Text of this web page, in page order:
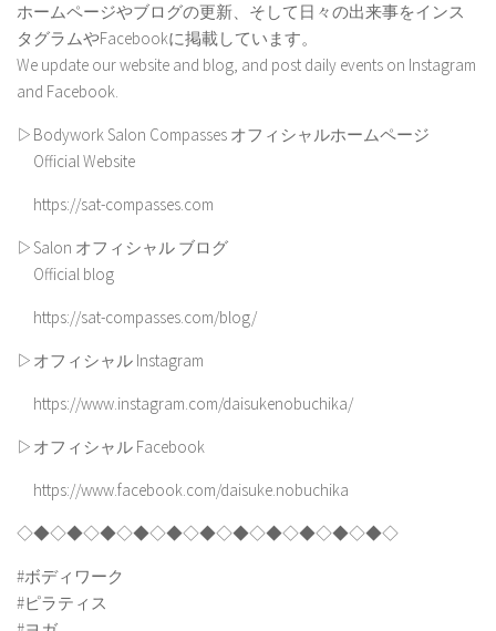
ホームページやブログの更新、そして日々の出来事をインス
タグラムやFacebookに掲載しています。
We update our website and blog, and post daily events on Instagram
and Facebook.
▷Bodywork Salon Compasses オフィシャルホームページ
Official Website
https://sat-compasses.com
▷Salon オフィシャル ブログ
Official blog
https://sat-compasses.com/blog/
▷オフィシャル Instagram
https://www.instagram.com/daisukenobuchika/
▷オフィシャル Facebook
https://www.facebook.com/daisuke.nobuchika
◇◆◇◆◇◆◇◆◇◆◇◆◇◆◇◆◇◆◇◆◇◆◇
#ボディワーク
#ピラティス